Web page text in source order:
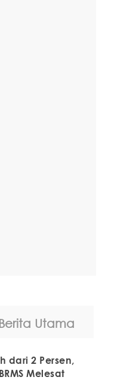
Berita Utama
dari 2 Persen,
Melesat